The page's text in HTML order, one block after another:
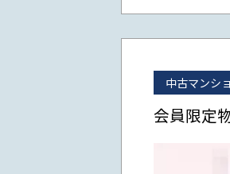
中古マンシ
会員限定